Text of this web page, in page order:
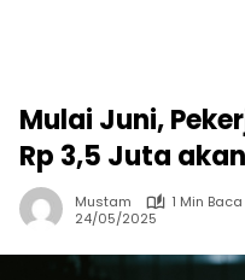
Mulai Juni,
Rp 3,5 Juta
Mustam
1 Min Baca
24/05/2025